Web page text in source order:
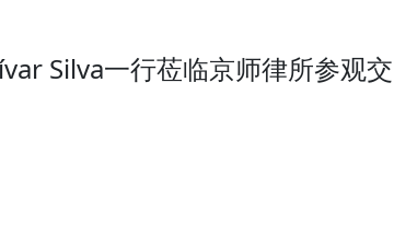
Silva一行莅临京师律所参观交